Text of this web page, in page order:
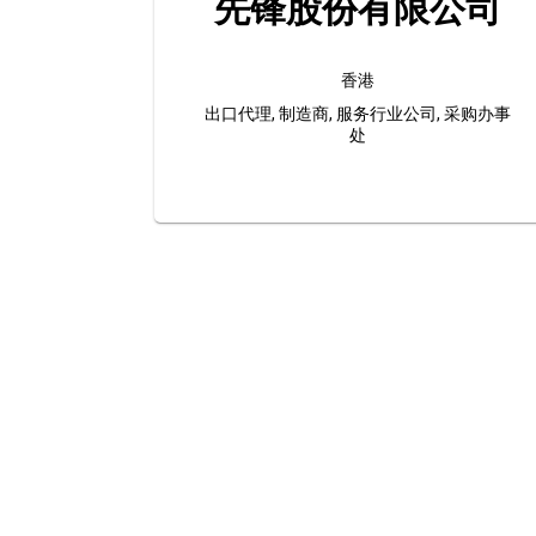
先锋股份有限公司
香港
出口代理, 制造商, 服务行业公司, 采购办事
处